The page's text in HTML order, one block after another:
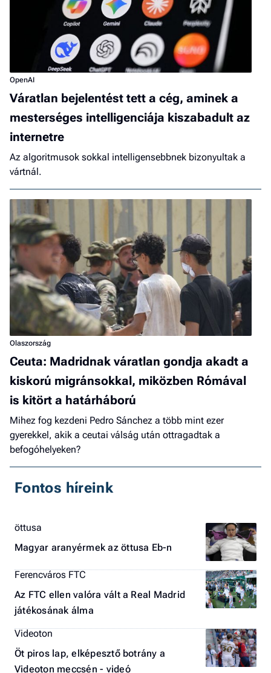
OpenAI
Váratlan bejelentést tett a cég, aminek a
mesterséges intelligenciája kiszabadult az
internetre
Az algoritmusok sokkal intelligensebbnek bizonyultak a
vártnál.
Olaszország
Ceuta: Madridnak váratlan gondja akadt a
kiskorú migránsokkal, miközben Rómával
is kitört a határháború
Mihez fog kezdeni Pedro Sánchez a több mint ezer
gyerekkel, akik a ceutai válság után ottragadtak a
befogóhelyeken?
Fontos híreink
öttusa
Magyar aranyérmek az öttusa Eb-n
Ferencváros FTC
Az FTC ellen valóra vált a Real Madrid
játékosának álma
Videoton
Öt piros lap, elképesztő botrány a
Videoton meccsén - videó